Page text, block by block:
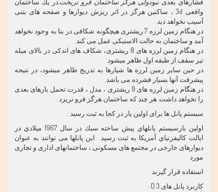
فشارهای بعدی نبودولی هرگز ساختمان فرو نريخت.در يك ساختمان
واقعی 3d ، ساكنين هرگز در اثر ريزش ديوارها و صفحه های بتنی
آسيب نخواهد ديد.
در هنگام زمين لرزه 7 ريشتری هيچگونه شكافی در بنا به وجود نخواهد
آمد و ساختمان به حالت الاستيكی عمل می كند.
در هنگام زمين لرزه های 8 ريشتری، شكاف های اندكی در بالای ميله
تير سقف از طبقه اول ظاهر ميشود.
در حين ساير زمين لرزه ها شيارها به تدريج ظاهر ميشود، در نتيجه
پيشرفت آنها بسيار فشرده می باشد.
در هنگام زمين لرزه های 9 ريشتری ، مدل ، قدرت تحمل بارهای بعدی
را نخواهد داشت. هر چند كه ساختمان هرگز فرو نريزد .
سیستم پانل ها برای اولین بار در کجا به ثبت رسید :
اولين بارسيستم پانلهاي پيش ساخته سبك در سال 1967 ميلادي در
ايالت كاليفرنياي آمريكا به ثبت رسيد . اين پانلها می توانند به عنوان
ديوارهای خارجی در مجتمع های مسكونی ، ساختمانهای اداری و تجاری
مورد
استفاده قرار گيرند .
كاربرد پانل های D 3 :